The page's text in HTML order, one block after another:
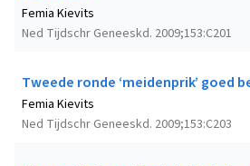
Ned Tijdschr Geneeskd. 2009;153:C201
Femia Kievits
Tweede ronde ‘meidenprik’ goed
Ned Tijdschr Geneeskd. 2009;153:C203
Femia Kievits